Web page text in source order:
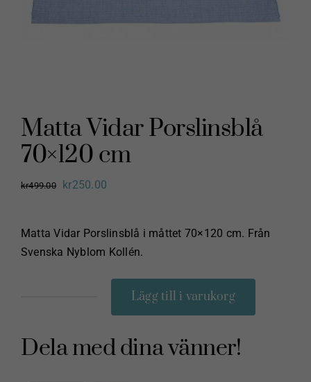
Kundvagn
Matta Vidar Porslinsblå
70×120 cm
kr499.00
Det
var:
kr499.00.
kr250.00
är:
kr250.00.
Matta Vidar Porslinsblå i måttet 70×120 cm. Från
Svenska Nyblom Kollén.
Porslinsblå
Lägg till i varukorg
Dela med dina vänner!